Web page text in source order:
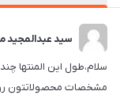
سید عبدالمجید
سلام،طول این المنتها
مشخصات محصولاتتون رو